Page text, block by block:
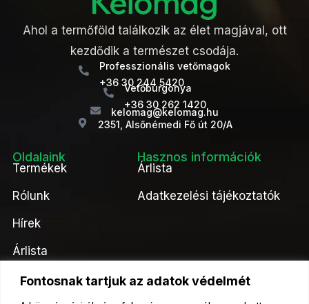
Fontosnak tartjuk az adatok védelmét
Ahol a termőföld találkozik az élet magjával, ott
kezdődik a természet csodája.
Professzionális vetőmagok
+36 30 244 5420
Vetőburgonya
+36 30 262 1420
kelomag@kelomag.hu
2351, Alsőnémedi Fő út 20/A
Oldalaink
Termékek
Rólunk
Hírek
Árlista
Kapcsolat
Hasznos információk
Árlista
Adatkezelési tájékoztatók